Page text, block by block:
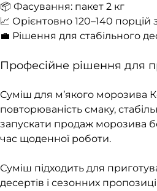
📦 Фасування: пакет 2 кг
📈 Орієнтовно 120–140 порцій
💼 Рішення для стабільного
Професійне рішення для
Суміш для м’якого морозива
повторюваність смаку,
запускати продаж морозива
час щоденної роботи.
Суміш підходить для
десертів і сезонних